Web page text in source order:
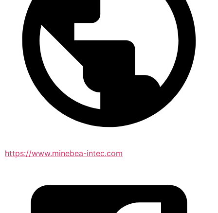
https://www.minebea-intec.com